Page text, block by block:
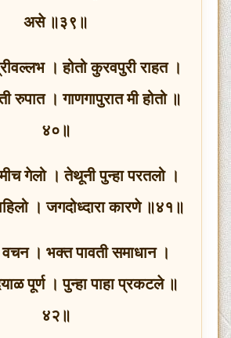
असे ॥३९॥
। होतो कुरवपुरी राहत ।
रुपात । गाणगापुरात मी होतो ॥
४०॥
गेलो । तेथूनी पुन्हा परतलो ।
। जगदोध्दारा कारणे ॥४१॥
। भक्त पावती समाधान ।
पूर्ण । पुन्हा पाहा प्रकटले ॥
४२॥